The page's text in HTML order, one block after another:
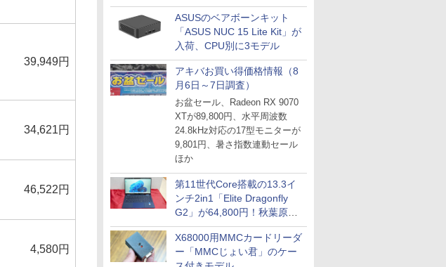
PCセール
ASUSのベアボーンキット
「ASUS NUC 15 Lite Kit」が
入荷、CPU別に3モデル
アキバお買い得価格情報（8
月6日～7日調査）
お盆セール、Radeon RX 9070
XTが89,800円、水平周波数
24.8kHz対応の17型モニターが
9,801円、暑さ指数連動セール
ほか
第11世代Core搭載の13.3イ
ンチ2in1「Elite Dragonfly
G2」が64,800円！秋葉原で
中古PCセール
X68000用MMCカードリーダ
ー「MMCじょい君」のケー
39,949円
34,621円
46,522円
4,580円